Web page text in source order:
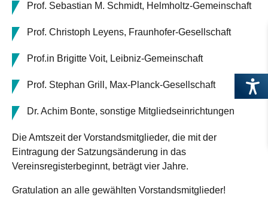
Prof. Sebastian M. Schmidt, Helmholtz-Gemeinschaft
Prof. Christoph Leyens, Fraunhofer-Gesellschaft
Prof.in Brigitte Voit, Leibniz-Gemeinschaft
Prof. Stephan Grill, Max-Planck-Gesellschaft
Dr. Achim Bonte, sonstige Mitgliedseinrichtungen
Die Amtszeit der Vorstandsmitglieder, die mit der
Eintragung der Satzungsänderung in das
Vereinsregisterbeginnt, beträgt vier Jahre.
Gratulation an alle gewählten Vorstandsmitglieder!